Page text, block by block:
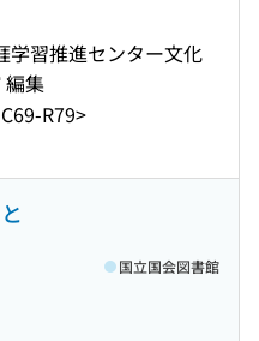
学習推進センター文化
編集
R79>
国立国会図書館